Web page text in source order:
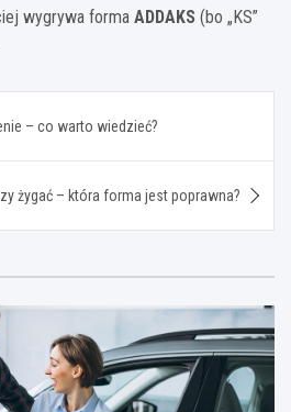
wygrywa forma ADDAKS (bo „KS”
– co warto wiedzieć?
żygać – która forma jest poprawna?